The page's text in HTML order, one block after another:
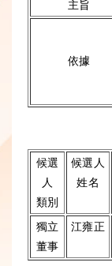
主旨
依據
候選
人
類別
候選人
姓名
獨立
董事
江雍正